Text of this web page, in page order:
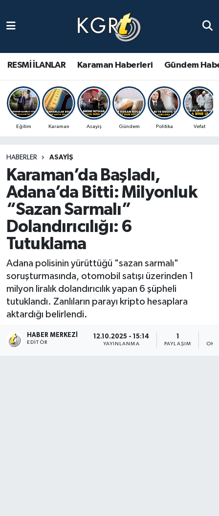
RESMİ İLANLAR Karaman Haberleri Gündem
Eğitim Karaman Asayiş Gündem Politika Vefat
HABERLER ASAYIŞ
Karaman’da Başladı,
Adana’da Bitti: Milyonluk
“Sazan Sarmalı”
Dolandırıcılığı: 6
Tutuklama
Adana polisinin yürüttüğü "sazan sarmalı"
soruşturmasında, otomobil satışı üzerinden 1
milyon liralık dolandırıcılık yapan 6 şüpheli
tutuklandı. Zanlıların parayı kripto hesaplara
aktardığı belirlendi.
HABER MERKEZI
EDITÖR
12.10.2025 - 15:14
YAYINLANMA
1
PAYLAŞIM
Gündem Haberleri
Güncel Haberler
Spor Haberleri
Ulusal Haberler
Vefat Edenler